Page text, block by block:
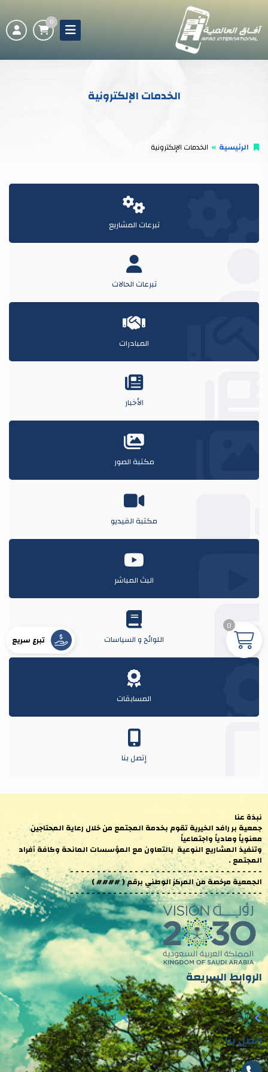
0
الخدمات الإلكترونية
الرئيسية الخدمات الإلكترونية
تبرعات المشاريع
تبرعات الحالات
المبادرات
الأخبار
مكتبة الصور
مكتبة الفيديو
البث المباشر
اللوائح و السياسات
المسابقات
إتصل بنا
نبذة عنا
جمعية بر رافد الخيرية تقوم بخدمة المجتمع من خلال رعاية المحتاجين
معنوياً ومادياً واجتماعياً
وتنفيذ المشاريع النوعية بالتعاون مع المؤسسات المانحة وكافة أفراد
المجتمع .
- - - - - - - - - - - - - - - - - - - - - - - - - - - - - - - - - - - -
الجمعية مرخصة من المركز الوطني برقم ( #### )
- - - - - - - - - - - - - - - - - - - - - - - - - - - - - - - - - - - -
الروابط السريعة
الرئيسية نبذة عنا
إتصل بنا
تبرع سريع
0